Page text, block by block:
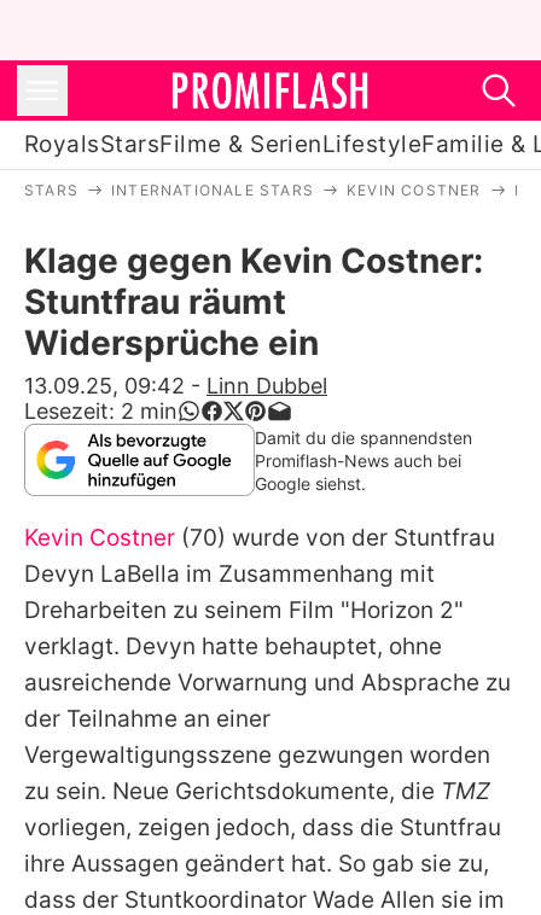
RoyalsStarsFilme & SerienLifestyleFamilie &
Stars
Filme & Serien
Lifestyle
Familie & Liebe
Promiflash Exklusiv
Alle Themen auf Promiflash
Jobs
App runterladen
Team
Redaktionelle Richtlinien
Impressum
Datenschutzerklärung
STARS INTERNATIONALE STARS KEVIN COSTNER
Klage gegen Kevin Costner:
Stuntfrau räumt
Widersprüche ein
13.09.25, 09:42 - Linn Dubbel
Lesezeit: 2 min
Damit du die spannendsten
Promiflash-News auch bei
Google siehst.
Kevin Costner (70) wurde von der Stuntfrau
Devyn LaBella im Zusammenhang mit
Dreharbeiten zu seinem Film "Horizon 2"
verklagt. Devyn hatte behauptet, ohne
ausreichende Vorwarnung und Absprache zu
der Teilnahme an einer
Vergewaltigungsszene gezwungen worden
zu sein. Neue Gerichtsdokumente, die TMZ
vorliegen, zeigen jedoch, dass die Stuntfrau
ihre Aussagen geändert hat. So gab sie zu,
dass der Stuntkoordinator Wade Allen sie im